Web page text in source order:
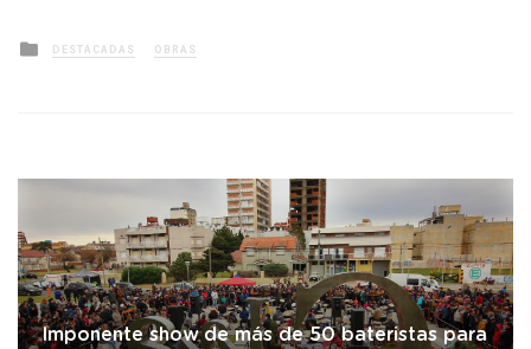
Posted
in
DESTACADAS OBRAS
Imponente show de más de 50 bateristas para